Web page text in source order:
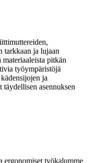
tarkkaan ja lujaan
pitkän
työympäristöjä
ja
asennuksen
ergonomiset työkalumme